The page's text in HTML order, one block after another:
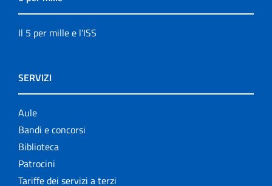
Il 5 per mille e l'ISS
SERVIZI
Aule
Bandi e concorsi
Biblioteca
Patrocini
Tariffe dei servizi a terzi